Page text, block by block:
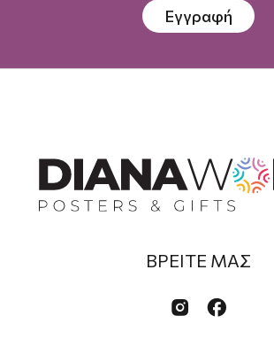
Εγγραφή
ΒΡΕΙΤΕ ΜΑΣ
 